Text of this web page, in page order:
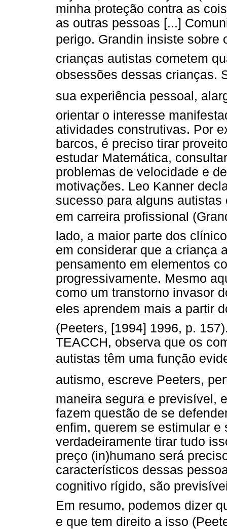
minha proteção contra as
as outras pessoas [...]
perigo. Grandin insiste
crianças autistas cometem
obsessões dessas
sua experiência pessoal,
orientar o interesse
atividades construtivas. Por
barcos, é preciso tirar
estudar Matemática,
problemas de velocidade e
motivações. Leo Kanner
sucesso para alguns
em carreira profissional
lado, a maior parte dos
em considerar que a criança
pensamento em elementos
progressivamente. Mesmo
como um transtorno invasor
eles aprendem mais a partir
(Peeters, [1994] 1996, p.
TEACCH, observa que os
autistas têm uma função
autismo, escreve Peeters,
maneira segura e previsível,
fazem questão de se
enfim, querem se estimular
verdadeiramente tirar tudo
preço (in)humano será
característicos dessas
cognitivo rígido, são
Em resumo, podemos dizer
e que tem direito a isso